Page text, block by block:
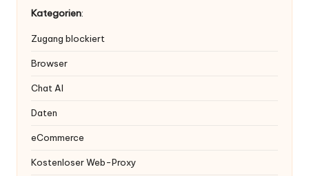
Kategorien:
Zugang blockiert
Browser
Chat AI
Daten
eCommerce
Kostenloser Web-Proxy